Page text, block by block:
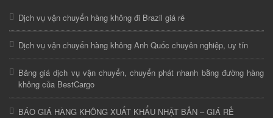
Dịch vụ vận chuyển hàng không đi Brazil giá rẻ
Dịch vụ vận chuyển hàng không Anh Quốc chuyên nghiệp, uy tín
Bảng giá dịch vụ vận chuyển, chuyển phát nhanh bằng đường hàng
không của BestCargo
BÁO GIÁ HÀNG KHÔNG XUẤT KHẨU NHẬT BẢN – GIÁ RẺ